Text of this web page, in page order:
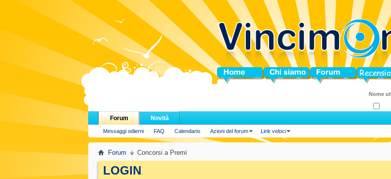
Home Chi siamo Forum Blog
Forum
Messaggi odierni FAQ Calendario Azioni del forum Link veloci
Novità
Forum Concorsi a Premi
LOGIN.